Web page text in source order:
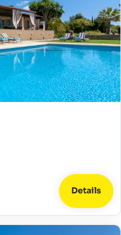
Details